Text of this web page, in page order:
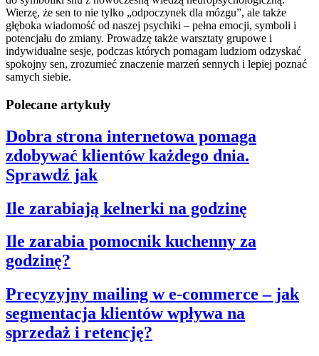
Wierzę, że sen to nie tylko „odpoczynek dla mózgu”, ale także
głęboka wiadomość od naszej psychiki – pełna emocji, symboli i
potencjału do zmiany. Prowadzę także warsztaty grupowe i
indywidualne sesje, podczas których pomagam ludziom odzyskać
spokojny sen, zrozumieć znaczenie marzeń sennych i lepiej poznać
samych siebie.
Polecane artykuły
Dobra strona internetowa pomaga
zdobywać klientów każdego dnia.
Sprawdź jak
Ile zarabiają kelnerki na godzinę
Ile zarabia pomocnik kuchenny za
godzinę?
Precyzyjny mailing w e-commerce – jak
segmentacja klientów wpływa na
sprzedaż i retencję?